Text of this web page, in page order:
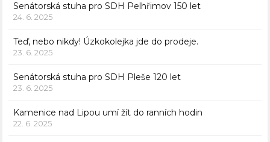
Senátorská stuha pro SDH Pelhřimov 150 let
24. 6. 2025
Teď, nebo nikdy! Úzkokolejka jde do prodeje.
23. 6. 2025
Senátorská stuha pro SDH Pleše 120 let
23. 6. 2025
Kamenice nad Lipou umí žít do ranních hodin
22. 6. 2025